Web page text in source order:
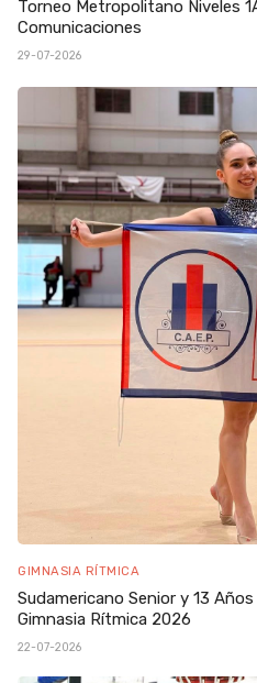
Torneo Metropolitano Niveles
Comunicaciones
29-07-2026
GIMNASIA RÍTMICA
Sudamericano Senior y 13
Gimnasia Rítmica 2026
22-07-2026